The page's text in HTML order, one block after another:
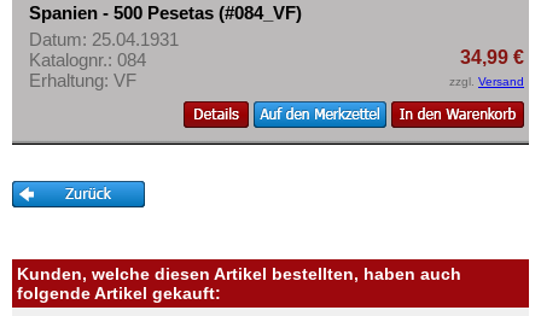
Spanien - 500 Pesetas (#084_VF)
Datum: 25.04.1931
Katalognr.: 084
Erhaltung: VF
34,99 €
zzgl. Versand
Kunden, welche diesen Artikel bestellten, haben auch
folgende Artikel gekauft: